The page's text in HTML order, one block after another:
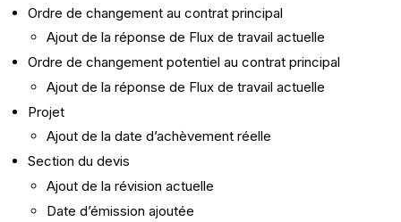
Ordre de changement au contrat principal
Ajout de la réponse de Flux de travail actuelle
Ordre de changement potentiel au contrat principal
Ajout de la réponse de Flux de travail actuelle
Projet
Ajout de la date d’achèvement réelle
Section du devis
Ajout de la révision actuelle
Date d’émission ajoutée